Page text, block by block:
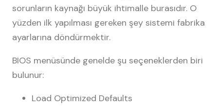
sorunların kaynağı büyük ihtimalle burasıdır. O
yüzden ilk yapılması gereken şey sistemi fabrika
ayarlarına döndürmektir.
BIOS menüsünde genelde şu seçeneklerden biri
bulunur:
Load Optimized Defaults